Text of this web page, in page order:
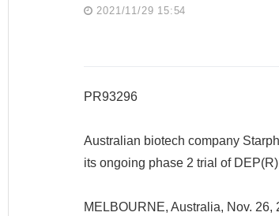
2021/11/29 15:54
PR93296
Australian biotech company
its ongoing phase 2 trial of
MELBOURNE, Australia, Nov.